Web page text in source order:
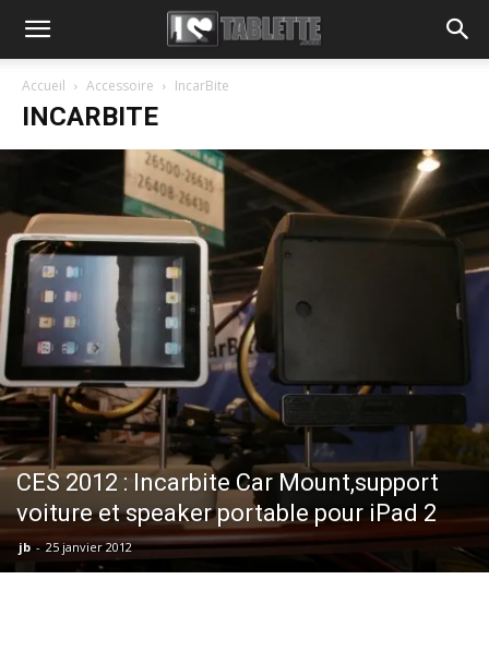
Accueil Accessoire IncarBite
INCARBITE
CES 2012 : Incarbite Car Mount,support
voiture et speaker portable pour iPad 2
jb - 25 janvier 2012